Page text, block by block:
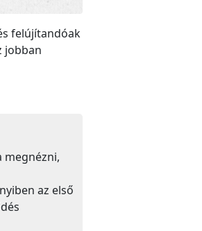
felújítandóak
jobban
megnézni,
az első